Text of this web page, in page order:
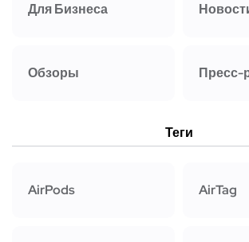
Для Бизнеса
Обзоры Пресс-
Теги
AirPods AirTag